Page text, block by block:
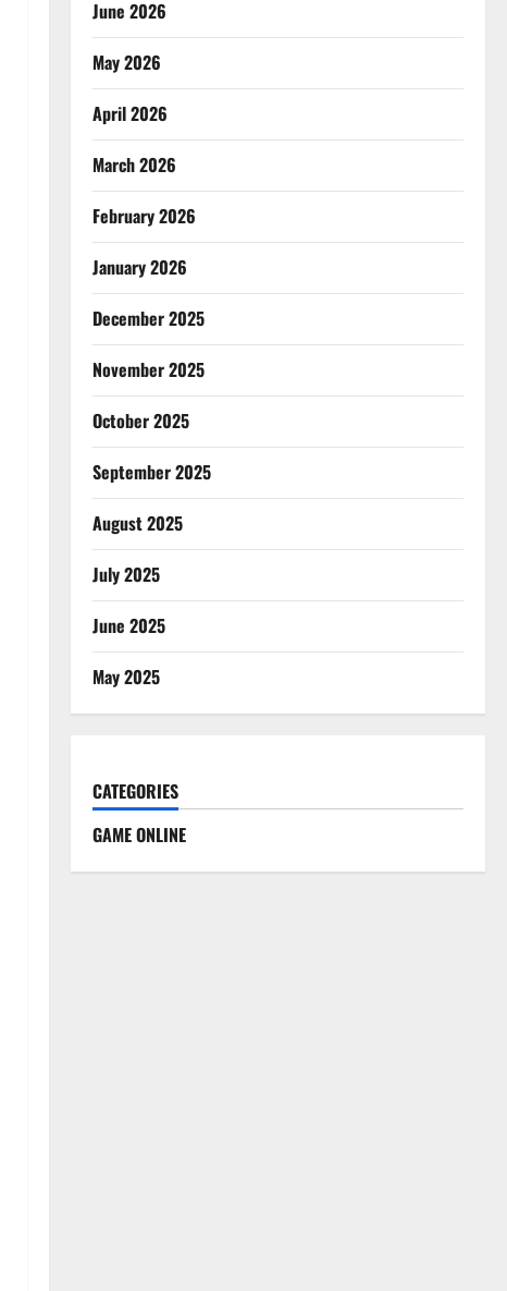
June 2026
May 2026
April 2026
March 2026
February 2026
January 2026
December 2025
November 2025
October 2025
September 2025
August 2025
July 2025
June 2025
May 2025
CATEGORIES
GAME ONLINE